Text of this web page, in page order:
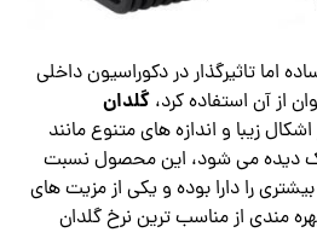
اما تاثیرگذار در دکوراسیون داخلی
از آن استفاده کرد،گلدان
زیبا و اندازه های متنوع مانند
دیده می شود، این محصول نسبت
را دارا بوده و یکی از مزیت های
مندی از مناسب ترین نرخ گلدان